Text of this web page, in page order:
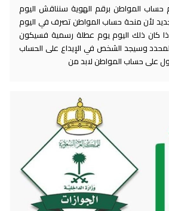
المواطن برقم الهوية سنناقش اليوم
لأن منحة حساب المواطن تصرف في اليوم
كان ذلك اليوم يوم عطلة رسمية فسيكون
وسيجد الشخص في الإيداع على الحساب
على حساب المواطن لابد من